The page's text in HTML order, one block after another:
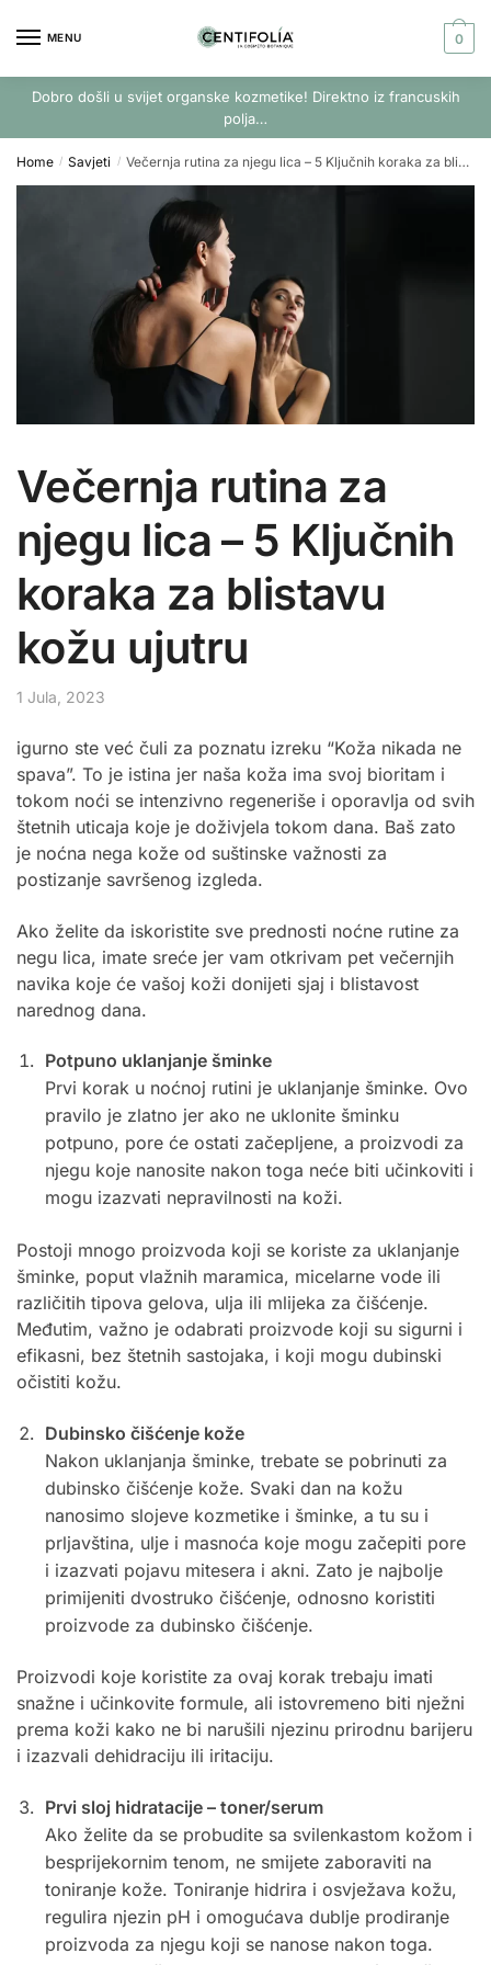
MENU 0
Dobro došli u svijet organske kozmetike! Direktno iz francuskih
polja…
Home / Savjeti / Večernja rutina za njegu lica – 5 Ključnih koraka za blistavu kožu ujutru
Večernja rutina za
njegu lica – 5 Ključnih
koraka za blistavu
kožu ujutru
1 Jula, 2023
igurno ste već čuli za poznatu izreku “Koža nikada ne
spava”. To je istina jer naša koža ima svoj bioritam i
tokom noći se intenzivno regeneriše i oporavlja od svih
štetnih uticaja koje je doživjela tokom dana. Baš zato
je noćna nega kože od suštinske važnosti za
postizanje savršenog izgleda.
Ako želite da iskoristite sve prednosti noćne rutine za
negu lica, imate sreće jer vam otkrivam pet večernjih
navika koje će vašoj koži donijeti sjaj i blistavost
narednog dana.
Potpuno uklanjanje šminke
Prvi korak u noćnoj rutini je uklanjanje šminke. Ovo
pravilo je zlatno jer ako ne uklonite šminku
potpuno, pore će ostati začepljene, a proizvodi za
njegu koje nanosite nakon toga neće biti učinkoviti i
mogu izazvati nepravilnosti na koži.
Postoji mnogo proizvoda koji se koriste za uklanjanje
šminke, poput vlažnih maramica, micelarne vode ili
različitih tipova gelova, ulja ili mlijeka za čišćenje.
Međutim, važno je odabrati proizvode koji su sigurni i
efikasni, bez štetnih sastojaka, i koji mogu dubinski
očistiti kožu.
Dubinsko čišćenje kože
Nakon uklanjanja šminke, trebate se pobrinuti za
dubinsko čišćenje kože. Svaki dan na kožu
nanosimo slojeve kozmetike i šminke, a tu su i
prljavština, ulje i masnoća koje mogu začepiti pore
i izazvati pojavu mitesera i akni. Zato je najbolje
primijeniti dvostruko čišćenje, odnosno koristiti
proizvode za dubinsko čišćenje.
Proizvodi koje koristite za ovaj korak trebaju imati
snažne i učinkovite formule, ali istovremeno biti nježni
prema koži kako ne bi narušili njezinu prirodnu barijeru
i izazvali dehidraciju ili iritaciju.
Prvi sloj hidratacije – toner/serum
Ako želite da se probudite sa svilenkastom kožom i
besprijekornim tenom, ne smijete zaboraviti na
toniranje kože. Toniranje hidrira i osvježava kožu,
regulira njezin pH i omogućava dublje prodiranje
proizvoda za njegu koji se nanose nakon toga.